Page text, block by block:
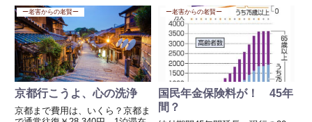
本よどうなっているんだ！！まそ
れはそれでも今日は、シュエダゴ
ンバコダの先端にある宝石の塊を
観...
住まい探しは「生活の土台」を築
く大切な第一歩です。しかし、実
際にはその一歩がとても高く、厳
しい現実が立ちはだかります。
🧱...
ー老害からの老賢ー
京都行こうよ、心の洗浄
京都まで費用は、いくら？京都ま
ー老害からの老賢ー
国民年金保険料が！ 45年
間？